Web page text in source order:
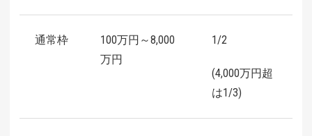
通常枠
100万円～8,000
万円
1/2
(4,000万円超
は1/3)